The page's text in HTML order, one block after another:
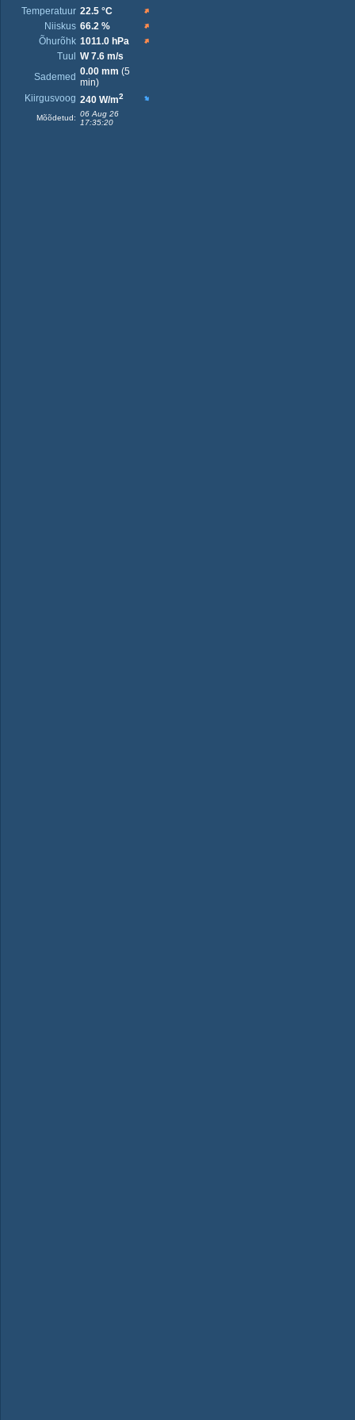
Temperatuur 22.5 °C
Niiskus 66.2 %
Õhurõhk 1011.0 hPa
Tuul
W 7.6 m/s
Sademed 0.00 mm (5
min)
Kiirgusvoog 240 W/m2
Mõõdetud: 06 Aug 26
17:35:20